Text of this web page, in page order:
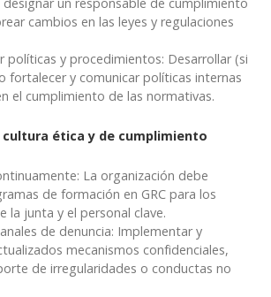
cambios en las leyes y regulaciones
políticas y procedimientos: Desarrollar (si
fortalecer y comunicar políticas internas
el cumplimiento de las normativas.
cultura ética y de cumplimiento
La organización debe
de formación en GRC para los
la junta y el personal clave.
de denuncia: Implementar y
mecanismos confidenciales,
de irregularidades o conductas no